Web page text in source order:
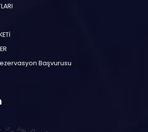
Başvurusu